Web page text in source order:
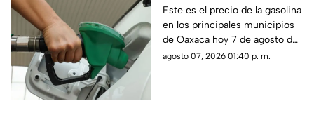
Oaxaca este viernes 7
de agosto
Este es el precio de la gasolina
en los principales municipios
de Oaxaca hoy 7 de agosto de
2026; ten en cuenta que el
agosto 07, 2026 01:40 p. m.